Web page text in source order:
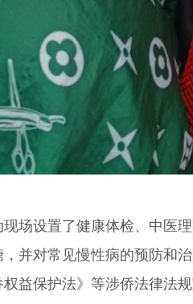
设置了健康体检、中医
并对常见慢性病的预防和
益保护法》等涉侨法律法